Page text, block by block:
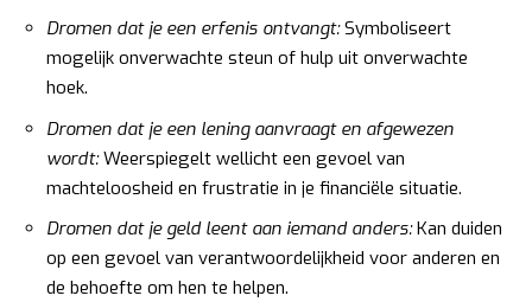
Dromen dat je een erfenis ontvangt:Symboliseert
mogelijk onverwachte steun of hulp uit onverwachte
hoek.
Dromen dat je een lening aanvraagt en afgewezen
wordt:Weerspiegelt wellicht een gevoel van
machteloosheid en frustratie in je financiële situatie.
Dromen dat je geld leent aan iemand anders:Kan duiden
op een gevoel van verantwoordelijkheid voor anderen en
de behoefte om hen te helpen.